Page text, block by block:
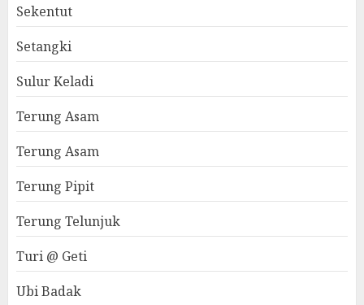
Sekentut
Setangki
Sulur Keladi
Terung Asam
Terung Asam
Terung Pipit
Terung Telunjuk
Turi @ Geti
Ubi Badak